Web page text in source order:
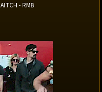
AITCH - RMB